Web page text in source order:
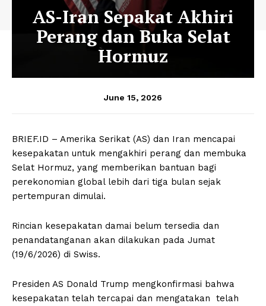
AS-Iran Sepakat Akhiri
Perang dan Buka Selat
Hormuz
June 15, 2026
BRIEF.ID – Amerika Serikat (AS) dan Iran mencapai
kesepakatan untuk mengakhiri perang dan membuka
Selat Hormuz, yang memberikan bantuan bagi
perekonomian global lebih dari tiga bulan sejak
pertempuran dimulai.
Rincian kesepakatan damai belum tersedia dan
penandatanganan akan dilakukan pada Jumat
(19/6/2026) di Swiss.
Presiden AS Donald Trump mengkonfirmasi bahwa
kesepakatan telah tercapai dan mengatakan telah